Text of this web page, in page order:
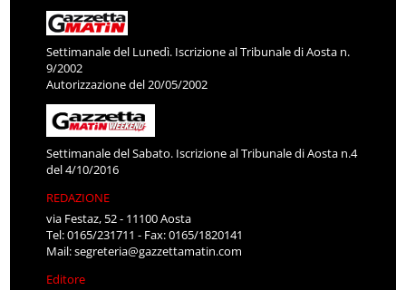
Settimanale del Lunedì. Iscrizione al Tribunale di Aosta n.
9/2002
Autorizzazione del 20/05/2002
Settimanale del Sabato. Iscrizione al Tribunale di Aosta n.4
del 4/10/2016
REDAZIONE
via Festaz, 52 - 11100 Aosta
Tel: 0165/231711 - Fax: 0165/1820141
Mail:segreteria@gazzettamatin.com
Editore